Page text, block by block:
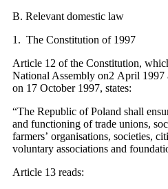
B. Relevant domestic law
1. The Constitution of 1997
Article 12 of the Constitution,
National Assembly on2 April 1997
on 17 October 1997, states:
“The Republic of Poland shall
and functioning of trade unions,
farmers’ organisations, societies,
voluntary associations and
Article 13 reads: